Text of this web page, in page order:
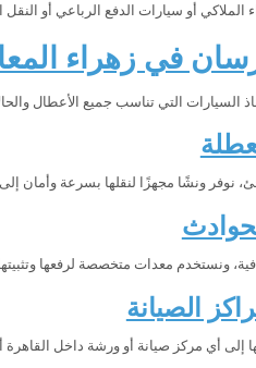
الملاكي أو سيارات الدفع الرباعي أو
في زهراء
السيارات التي تناسب جميع الأعطال
ونشًا مجهزًا لنقلها بسرعة وأمان إلى
ونستخدم معدات متخصصة لرفعها
الصيانة
إلى أي مركز صيانة أو ورشة داخل